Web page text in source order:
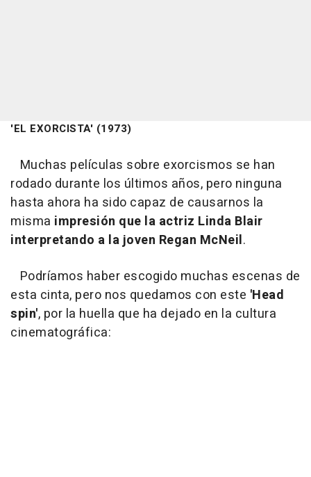
'EL EXORCISTA' (1973)
Muchas películas sobre exorcismos se han
rodado durante los últimos años, pero ninguna
hasta ahora ha sido capaz de causarnos la
misma impresión que la actriz Linda Blair
interpretando a la joven Regan McNeil.
Podríamos haber escogido muchas escenas de
esta cinta, pero nos quedamos con este 'Head
spin', por la huella que ha dejado en la cultura
cinematográfica: